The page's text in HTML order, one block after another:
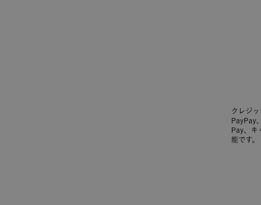
クレジッ
PayPay
Pay、キ
能です。